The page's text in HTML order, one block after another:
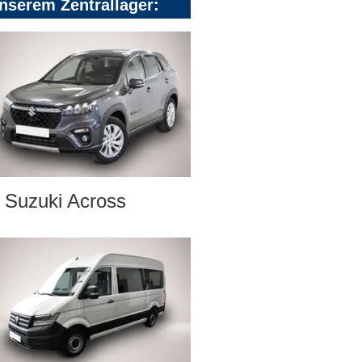
Zentrallager:
Suzuki Across